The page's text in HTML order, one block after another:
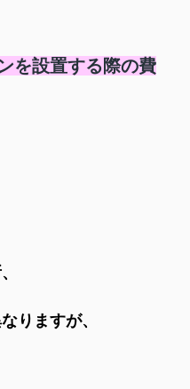
を設置する際の費
りますが、